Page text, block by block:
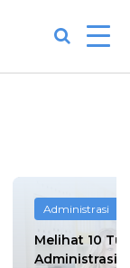
Administrasi
Melihat 10
Administrasi